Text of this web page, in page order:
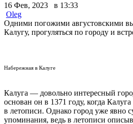
16 Фев, 2023 в 13:33
Oleg
Одними погожими августовскими
Калугу, прогуляться по городу и
Набережная в Калуге
Калуга — довольно интересный
основан он в 1371 году, когда
в летописи. Однако город уже явно
упоминания, ведь в летописи